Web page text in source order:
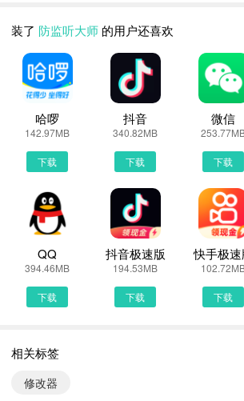
➤ 贴心守护：给您贴心的安全监测、安全防护
安全护航
下载防监听大师，拦截监听骚扰，过滤诈骗信
脱怕被监听的困扰，避免私密信息被泄露，让
听器。防监听大师针对监听木马病毒查杀、监
短信拦截，预防电信诈骗，针对监听手机防盗
等提供有效保护，账号保护及安全登录，我们
防监听大师更新说明：
优化底层保护逻辑，隐私保护更安全！
防监听大师1.4.1.8 下载安装说明：
端用手机扫描防监听大师下载的二维码获取下
访问网页下载也是可以的，下面就为大家介绍
装了 防监听大师 的用户还喜欢
哈啰
142.97MB
下载
抖音
340.82MB
下载
微信
下载
QQ
394.46MB
下载
抖音极速版
194.53MB
下载
快手极速
下载
相关标签
修改器